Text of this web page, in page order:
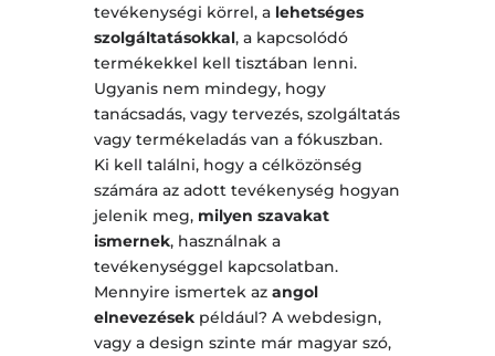
tevékenységi körrel, a lehetséges
szolgáltatásokkal, a kapcsolódó
termékekkel kell tisztában lenni.
Ugyanis nem mindegy, hogy
tanácsadás, vagy tervezés, szolgáltatás
vagy termékeladás van a fókuszban.
Ki kell találni, hogy a célközönség
számára az adott tevékenység hogyan
jelenik meg, milyen szavakat
ismernek, használnak a
tevékenységgel kapcsolatban.
Mennyire ismertek az angol
elnevezésekpéldául? A webdesign,
vagy a design szinte már magyar szó,